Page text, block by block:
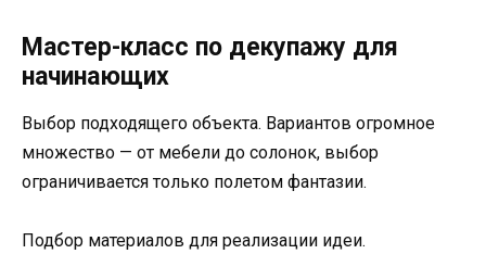
Мастер-класс по декупажу для
начинающих
Выбор подходящего объекта. Вариантов огромное
множество — от мебели до солонок, выбор
ограничивается только полетом фантазии.
Подбор материалов для реализации идеи.